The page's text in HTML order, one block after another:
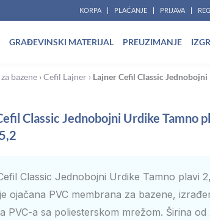
KORPA PLAĆANJE PRIJAVA
GRAĐEVINSKI MATERIJAL PREUZIMANJE
bazene ›Cefil Lajner › Lajner Cefil Classic
Classic Jednobojni Urdike Tamno
Classic Jednobojni Urdike Tamno plavi
ojačana PVC membrana za bazene,
PVC-a sa poliesterskom mrežom. Širina od